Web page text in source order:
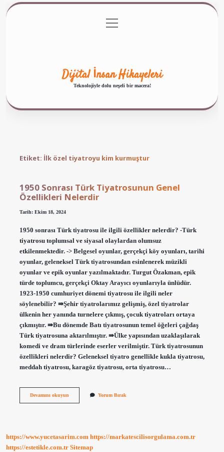
Gizlilik Politikası
menüyü
aç
Dijital İnsan Hikayeleri
Teknolojiyle dolu neşeli bir macera!
Etiket: İlk özel tiyatroyu kim kurmuştur
1950 Sonrası Türk Tiyatrosunun Genel
Özellikleri Nelerdir
Tarih: Ekim 18, 2024
1950 sonrası Türk tiyatrosu ile ilgili özellikler nelerdir? -Türk
tiyatrosu toplumsal ve siyasal olaylardan olumsuz
etkilenmektedir. -> Belgesel oyunlar, gerçekçi köy oyunları, tarihi
oyunlar, geleneksel Türk tiyatrosundan esinlenerek müzikli
oyunlar ve epik oyunlar yazılmaktadır. Turgut Özakman, epik
türde toplumcu, gerçekçi Oktay Arayıcı oyunlarıyla ünlüdür.
1923-1950 cumhuriyet dönemi tiyatrosu ile ilgili neler
söylenebilir? ⇛Şehir tiyatrolarımız gelişmiş, özel tiyatrolar
ülkenin her yanında turnelere çıkmış, çocuk tiyatroları ortaya
çıkmıştır. ⇛Bu dönemde Batı tiyatrosunun temel öğeleri çağdaş
Türk tiyatrosuna aktarılmıştır. ⇛Ülke yapısından uzaklaşılarak
komedi ve dram türlerinde eserler verilmiştir. Türk tiyatrosunun
özellikleri nelerdir? Geleneksel tiyatro genellikle kukla tiyatrosu,
meddah tiyatrosu, karagöz tiyatrosu, orta tiyatrosu…
Devamını okuyun1950
Nelerdir
Yorum Bırak
https://www.yucetasarim.com https://markatescilisorgulama.com.tr
https://estetikle.com.tr Sitemap